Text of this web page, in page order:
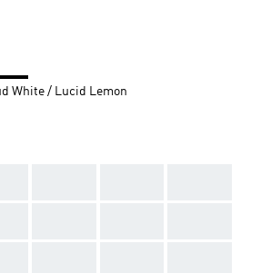
White / Lucid Lemon